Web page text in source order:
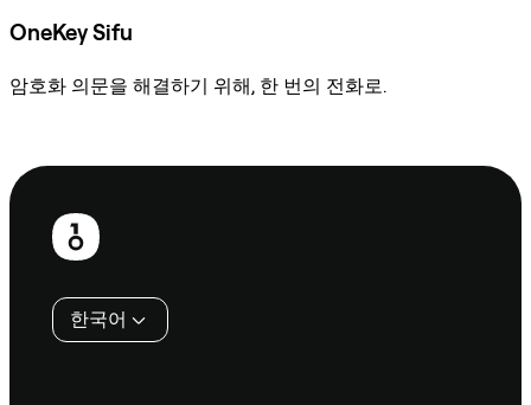
OneKey Sifu
암호화 의문을 해결하기 위해, 한 번의 전화로.
보
한국어